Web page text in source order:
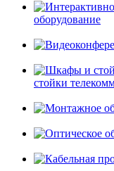
оборудование
стойки